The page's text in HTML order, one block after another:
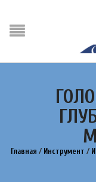
Главная / Инструмент /